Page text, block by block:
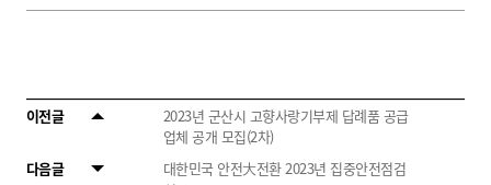
이전글
2023년 군산시 고향사랑기부제 답례품 공급
업체 공개 모집(2차)
다음글
대한민국 안전大전환 2023년 집중안전점검